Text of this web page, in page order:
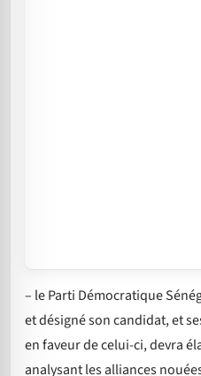
– le Parti Démocratique
et désigné son candidat, et
en faveur de celui-ci, devra
analysant les alliances